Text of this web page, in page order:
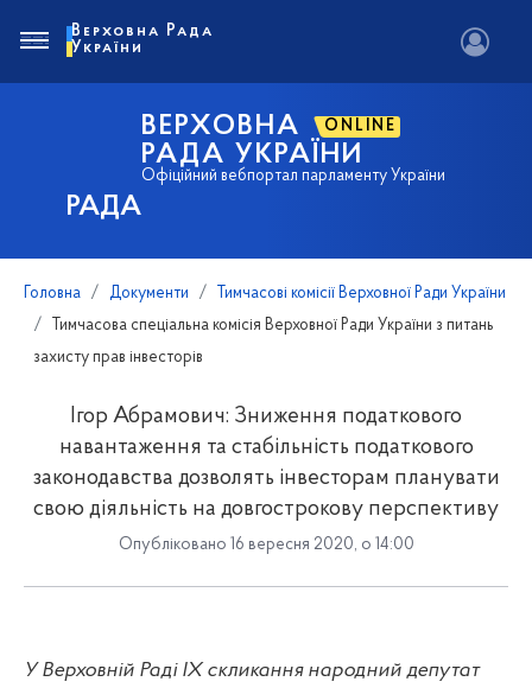
РАДА
ВЕРХОВНА ONLINE
РАДА УКРАЇНИ
Офіційний вебпортал парламенту України
Верховна Рада
України
Головна Документи
Тимчасові комісії Верховної Ради України
Тимчасова спеціальна комісія Верховної Ради України з питань
захисту прав інвесторів
Ігор Абрамович: Зниження податкового
навантаження та стабільність податкового
законодавства дозволять інвесторам планувати
свою діяльність на довгострокову перспективу
Опубліковано 16 вересня 2020, о 14:00
У Верховній Раді ІХ скликання народний депутат